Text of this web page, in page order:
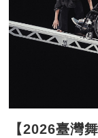
【2026臺灣